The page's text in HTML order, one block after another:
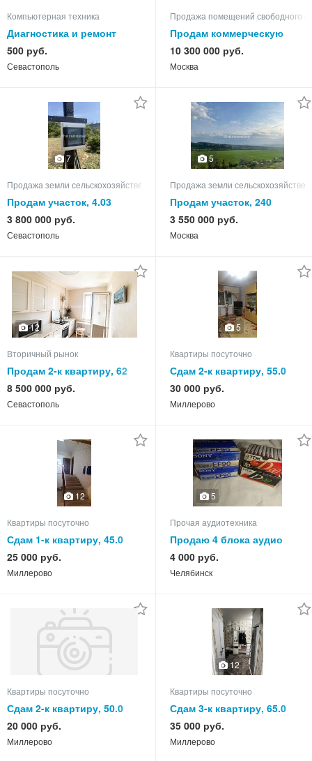
Компьютерная техника
Диагностика и ремонт
компьютеров на дому
500 руб.
Севастополь
Продажа помещений свободного
Продам коммерческую
недвижимость
10 300 000 руб.
Москва
7
Продажа земли сельскохозяйственного назначения
Продам участок, 4.03
3 800 000 руб.
Севастополь
5
Продажа земли
Продам участок, 240
3 550 000 руб.
Москва
12
Вторичный рынок
Продам 2-к квартиру, 62
кв.м, этаж 9 из 9
8 500 000 руб.
Севастополь
5
Квартиры посуточно
Сдам 2-к квартиру, 55.0
кв.м, этаж 4 из 5
30 000 руб.
Миллерово
12
Квартиры посуточно
Сдам 1-к квартиру, 45.0
кв.м, этаж 1 из 3
25 000 руб.
Миллерово
5
Прочая аудиотехника
Продаю 4 блока аудио
кассет.Japan.
4 000 руб.
Челябинск
Квартиры посуточно
Сдам 2-к квартиру, 50.0
кв.м, этаж 3 из 5
20 000 руб.
Миллерово
12
Квартиры посуточно
Сдам 3-к квартиру, 65.0
кв.м, этаж 5 из 5
35 000 руб.
Миллерово